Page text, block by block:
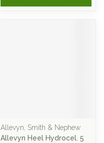
Allevyn, Smith & Nephew
Allevyn Heel Hydrocel. 5